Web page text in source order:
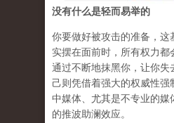
没有什么是轻而易举的
你要做好被攻击的准备，这
实摆在面前时，所有权力都
通过不断地抹黑你，让你失
己则凭借着强大的权威性强
中媒体、尤其是不专业的媒
的推波助澜效应。